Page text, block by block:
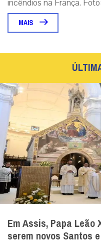
MAIS
Em Assis, Papa Leão
serem novos Santos